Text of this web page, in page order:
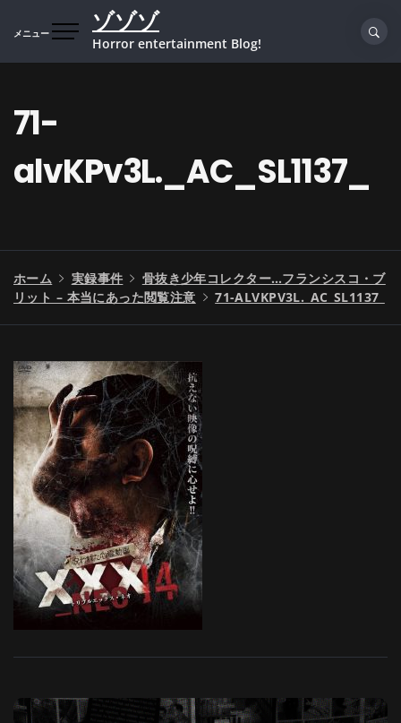
メニュー ゾゾゾ
Horror entertainment Blog!
71-
alvKPv3L._AC_SL1137_
ホーム 実録事件
骨抜き少年コレクター…フランシスコ・ブ
リット – 本当にあった閲覧注意
71-ALVKPV3L._AC_SL1137_
投